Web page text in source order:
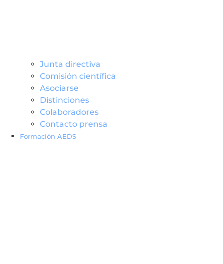
Junta directiva
Comisión científica
Asociarse
Distinciones
Colaboradores
Contacto prensa
Formación AEDS